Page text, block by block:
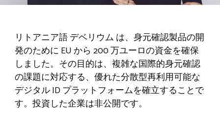
リトアニア語デベリウム は、身元確認製品の開
発のために EU から 200 万ユーロの資金を確保
しました。その目的は、複雑な国際的身元確認
の課題に対応する、優れた分散型再利用可能な
デジタル ID プラットフォームを確立することで
す。投資した企業は非公開です。